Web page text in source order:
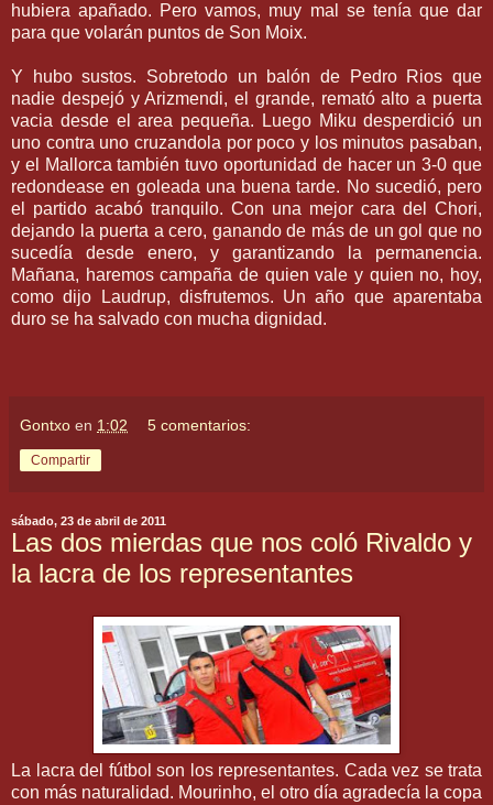
hubiera apañado. Pero vamos, muy mal se tenía que dar
para que volarán puntos de Son Moix.
Y hubo sustos. Sobretodo un balón de Pedro Rios que
nadie despejó y Arizmendi, el grande, remató alto a puerta
vacia desde el area pequeña. Luego Miku desperdició un
uno contra uno cruzandola por poco y los minutos pasaban,
y el Mallorca también tuvo oportunidad de hacer un 3-0 que
redondease en goleada una buena tarde. No sucedió, pero
el partido acabó tranquilo. Con una mejor cara del Chori,
dejando la puerta a cero, ganando de más de un gol que no
sucedía desde enero, y garantizando la permanencia.
Mañana, haremos campaña de quien vale y quien no, hoy,
como dijo Laudrup, disfrutemos. Un año que aparentaba
duro se ha salvado con mucha dignidad.
Gontxo en 1:02 5 comentarios:
Compartir
sábado, 23 de abril de 2011
Las dos mierdas que nos coló Rivaldo y
la lacra de los representantes
La lacra del fútbol son los representantes. Cada vez se trata
con más naturalidad. Mourinho, el otro día agradecía la copa